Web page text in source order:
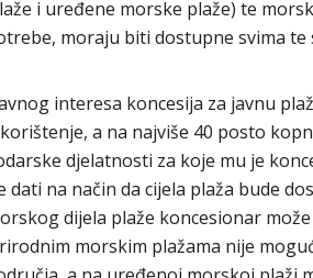
i uređene morske plaže) te
moraju biti dostupne svima te
interesa koncesija za javnu
a na najviše 40 posto
djelatnosti za koje mu je
dati na način da cijela plaža bude
dijela plaže koncesionar
morskim plažama nije